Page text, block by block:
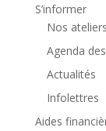
S’informer
Nos
Agenda
Actualités
Infolettres
Aides